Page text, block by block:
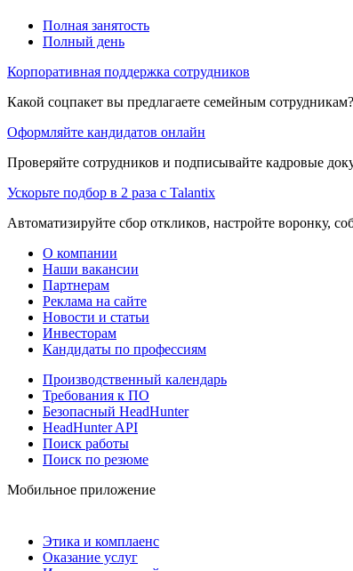
Полная занятость
Полный день
Корпоративная поддержка сотрудников
Какой соцпакет вы предлагаете семейным сотрудникам?
Оформляйте кандидатов онлайн
Проверяйте сотрудников и подписывайте кадровые
Ускорьте подбор в 2 раза с Talantix
Автоматизируйте сбор откликов, настройте воронку,
О компании
Наши вакансии
Партнерам
Реклама на сайте
Новости и статьи
Инвесторам
Кандидаты по профессиям
Производственный календарь
Требования к ПО
Безопасный HeadHunter
HeadHunter API
Поиск работы
Поиск по резюме
Мобильное приложение
Этика и комплаенс
Оказание услуг